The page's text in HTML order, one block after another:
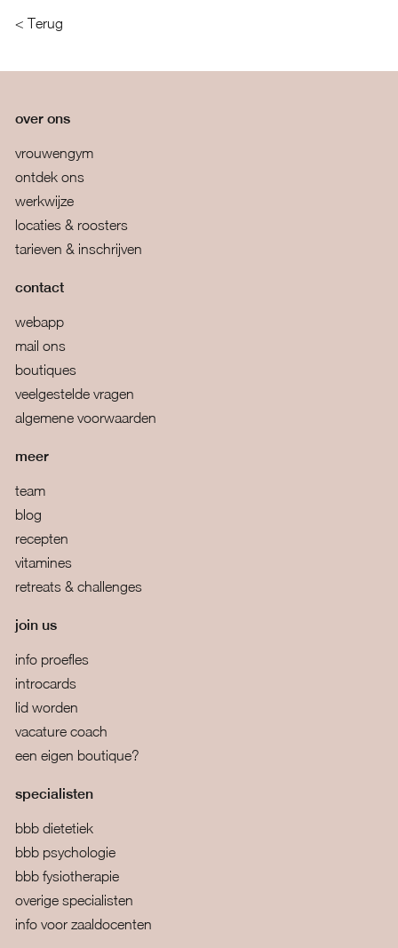
< Terug
over ons
vrouwengym
ontdek ons
werkwijze
locaties & roosters
tarieven & inschrijven
contact
webapp
mail ons
boutiques
veelgestelde vragen
algemene voorwaarden
meer
team
blog
recepten
vitamines
retreats & challenges
join us
info proefles
introcards
lid worden
vacature coach
een eigen boutique?
specialisten
bbb dietetiek
bbb psychologie
bbb fysiotherapie
overige specialisten
info voor zaaldocenten